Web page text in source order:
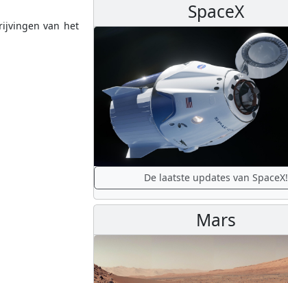
van het
SpaceX
De laatste updates van SpaceX!
Mars